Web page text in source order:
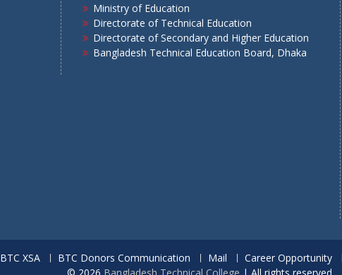
Ministry of Education
Directorate of Technical Education
Directorate of Secondary and Higher Education
Bangladesh Technical Education Board, Dhaka
BTC XSA BTC Donors Communication Mail Career Opportunity